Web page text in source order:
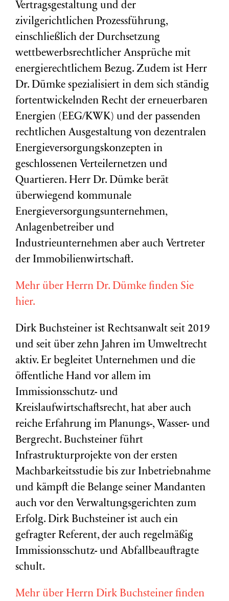
Vertragsgestaltung und der
zivilgerichtlichen Prozessführung,
einschließlich der Durchsetzung
wettbewerbsrechtlicher Ansprüche mit
energierechtlichem Bezug. Zudem ist Herr
Dr. Dümke spezialisiert in dem sich ständig
fortentwickelnden Recht der erneuerbaren
Energien (EEG/KWK) und der passenden
rechtlichen Ausgestaltung von dezentralen
Energieversorgungskonzepten in
geschlossenen Verteilernetzen und
Quartieren. Herr Dr. Dümke berät
überwiegend kommunale
Energieversorgungsunternehmen,
Anlagenbetreiber und
Industrieunternehmen aber auch Vertreter
der Immobilienwirtschaft.
Mehr über Herrn Dr. Dümke finden Sie
hier.
Dirk Buchsteiner ist Rechtsanwalt seit 2019
und seit über zehn Jahren im Umweltrecht
aktiv. Er begleitet Unternehmen und die
öffentliche Hand vor allem im
Immissionsschutz- und
Kreislaufwirtschaftsrecht, hat aber auch
reiche Erfahrung im Planungs-, Wasser- und
Bergrecht. Buchsteiner führt
Infrastrukturprojekte von der ersten
Machbarkeitsstudie bis zur Inbetriebnahme
und kämpft die Belange seiner Mandanten
auch vor den Verwaltungsgerichten zum
Erfolg. Dirk Buchsteiner ist auch ein
gefragter Referent, der auch regelmäßig
Immissionsschutz- und Abfallbeauftragte
schult.
Mehr über Herrn Dirk Buchsteiner finden